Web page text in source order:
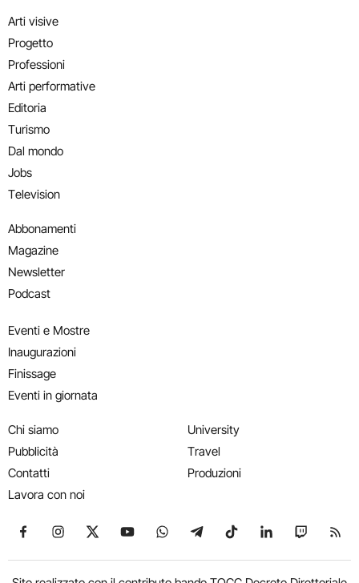
Arti visive
Progetto
Professioni
Arti performative
Editoria
Turismo
Dal mondo
Jobs
Television
Abbonamenti
Magazine
Newsletter
Podcast
Eventi e Mostre
Inaugurazioni
Finissage
Eventi in giornata
Chi siamo
Pubblicità
Contatti
Lavora con noi
University
Travel
Produzioni
Seguici su Facebook
Seguici su Instagram
Seguici su X
Seguici su YouTube
Seguici su WhatsApp
Seguici su Telegram
Seguici su TikTok
Seguici su
Seguici